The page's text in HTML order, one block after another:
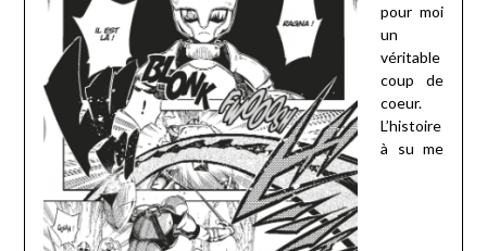
pour moi
un
véritable
coup de
coeur.
L’histoire
à su me